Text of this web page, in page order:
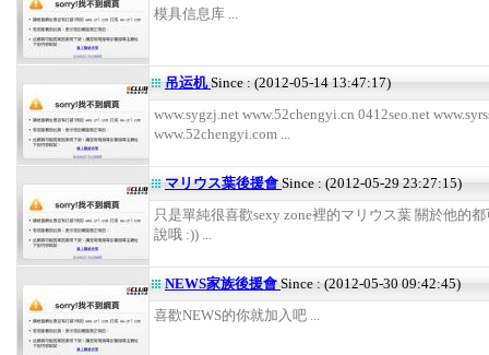
模具信息库 ...
吊运机Since : (2012-05-14 13:47:17)
www.sygzj.net www.52chengyi.cn 0412seo.net
www.52chengyi.com ...
マリウス葉後援會 Since : (2012-05-29 23:27:15)
只是單純很喜歡sexy zone裡的マリウス葉 關於他的
說哦 :)) ...
NEWS家族後援會 Since : (2012-05-30 09:42:45)
喜歡NEWS的你就加入吧 ...